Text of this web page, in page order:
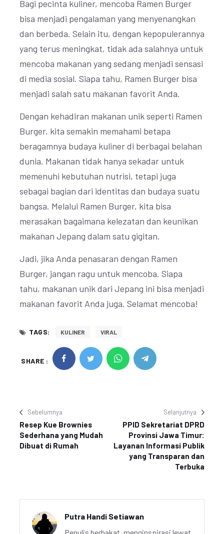
Bagi pecinta kuliner, mencoba Ramen Burger
bisa menjadi pengalaman yang menyenangkan
dan berbeda. Selain itu, dengan kepopulerannya
yang terus meningkat, tidak ada salahnya untuk
mencoba makanan yang sedang menjadi sensasi
di media sosial. Siapa tahu, Ramen Burger bisa
menjadi salah satu makanan favorit Anda.
Dengan kehadiran makanan unik seperti Ramen
Burger, kita semakin memahami betapa
beragamnya budaya kuliner di berbagai belahan
dunia. Makanan tidak hanya sekadar untuk
memenuhi kebutuhan nutrisi, tetapi juga
sebagai bagian dari identitas dan budaya suatu
bangsa. Melalui Ramen Burger, kita bisa
merasakan bagaimana kelezatan dan keunikan
makanan Jepang dalam satu gigitan.
Jadi, jika Anda penasaran dengan Ramen
Burger, jangan ragu untuk mencoba. Siapa
tahu, makanan unik dari Jepang ini bisa menjadi
makanan favorit Anda juga. Selamat mencoba!
TAGS: KULINER VIRAL
SHARE :
Sebelumnya
Resep Kue Brownies
Sederhana yang Mudah
Dibuat di Rumah
Selanjutnya
PPID Sekretariat DPRD
Provinsi Jawa Timur:
Layanan Informasi Publik
yang Transparan dan
Terbuka
Putra Handi Setiawan